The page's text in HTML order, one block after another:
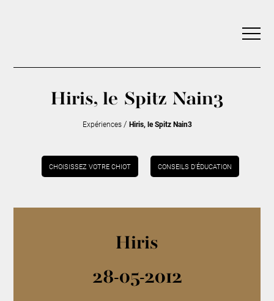
Hiris, le Spitz Nain3
Expériences/ Hiris, le Spitz Nain3
CHOISISSEZ VOTRE CHIOT CONSEILS D’ÉDUCATION
Hiris
28-05-2012